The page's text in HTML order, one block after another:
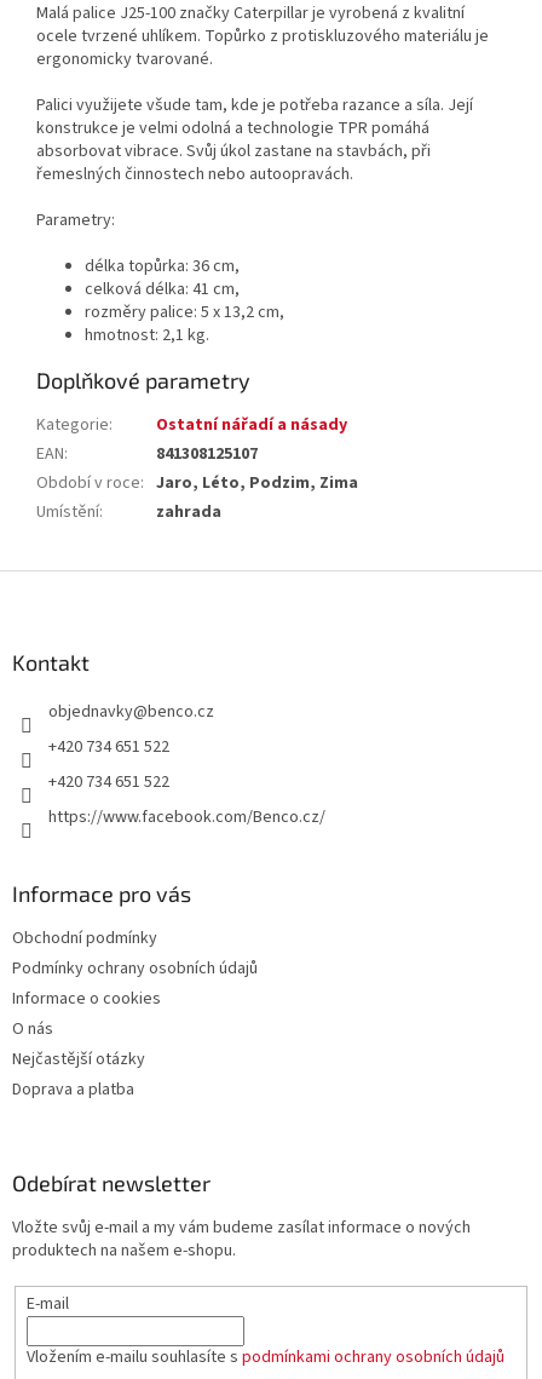
Malá palice J25-100 značky Caterpillar je vyrobená z kvalitní
ocele tvrzené uhlíkem. Topůrko z protiskluzového materiálu je
ergonomicky tvarované.
Palici využijete všude tam, kde je potřeba razance a síla. Její
konstrukce je velmi odolná a technologie TPR pomáhá
absorbovat vibrace. Svůj úkol zastane na stavbách, při
řemeslných činnostech nebo autoopravách.
Parametry:
délka topůrka: 36 cm,
celková délka: 41 cm,
rozměry palice: 5 x 13,2 cm,
hmotnost: 2,1 kg.
Doplňkové parametry
Kategorie:
Ostatní nářadí a násady
EAN:
841308125107
Období v roce: Jaro, Léto, Podzim, Zima
Umístění: zahrada
Kontakt
objednavky@benco.cz
+420 734 651 522
+420 734 651 522
https://www.facebook.com/Benco.cz/
Informace pro vás
Obchodní podmínky
Podmínky ochrany osobních údajů
Informace o cookies
O nás
Nejčastější otázky
Doprava a platba
Odebírat newsletter
Vložte svůj e-mail a my vám budeme zasílat informace o nových
produktech na našem e-shopu.
E-mail
Vložením e-mailu souhlasíte s podmínkami ochrany osobních údajů